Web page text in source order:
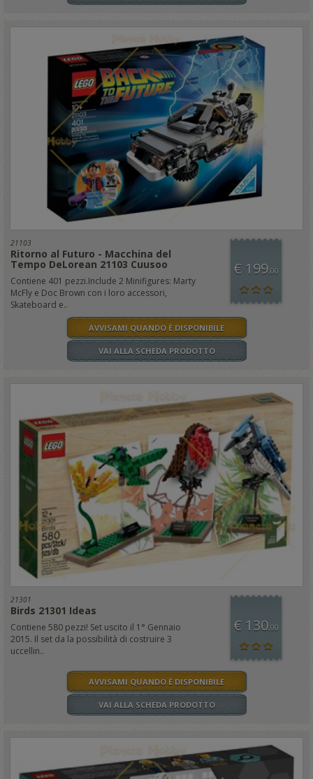
21103
Ritorno al Futuro - Macchina del
Tempo DeLorean 21103 Cuusoo
Contiene 401 pezzi.Include 2 Minifigures: Marty
McFly e Doc Brown con i loro accessori,
Skateboard e..
€ 199,00
AVVISAMI QUANDO È DISPONIBILE
VAI ALLA SCHEDA PRODOTTO
21301
Birds 21301 Ideas
Contiene 580 pezzi! Set uscito il 1° Gennaio
2015. Il set da la possibilità di costruire 3
uccellin..
€ 130,00
AVVISAMI QUANDO È DISPONIBILE
VAI ALLA SCHEDA PRODOTTO